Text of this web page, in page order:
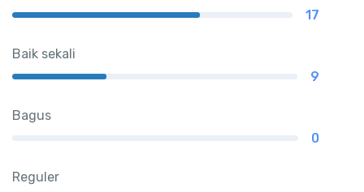
17
Baik sekali
9
Bagus
0
Reguler